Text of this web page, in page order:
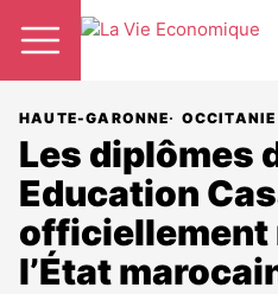
HAUTE-GARONNE OCCITANIE
Les diplômes
Education
officiellement
l’État